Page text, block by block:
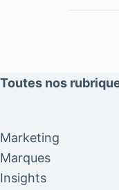
Toutes nos
Marketing
Marques
Insights